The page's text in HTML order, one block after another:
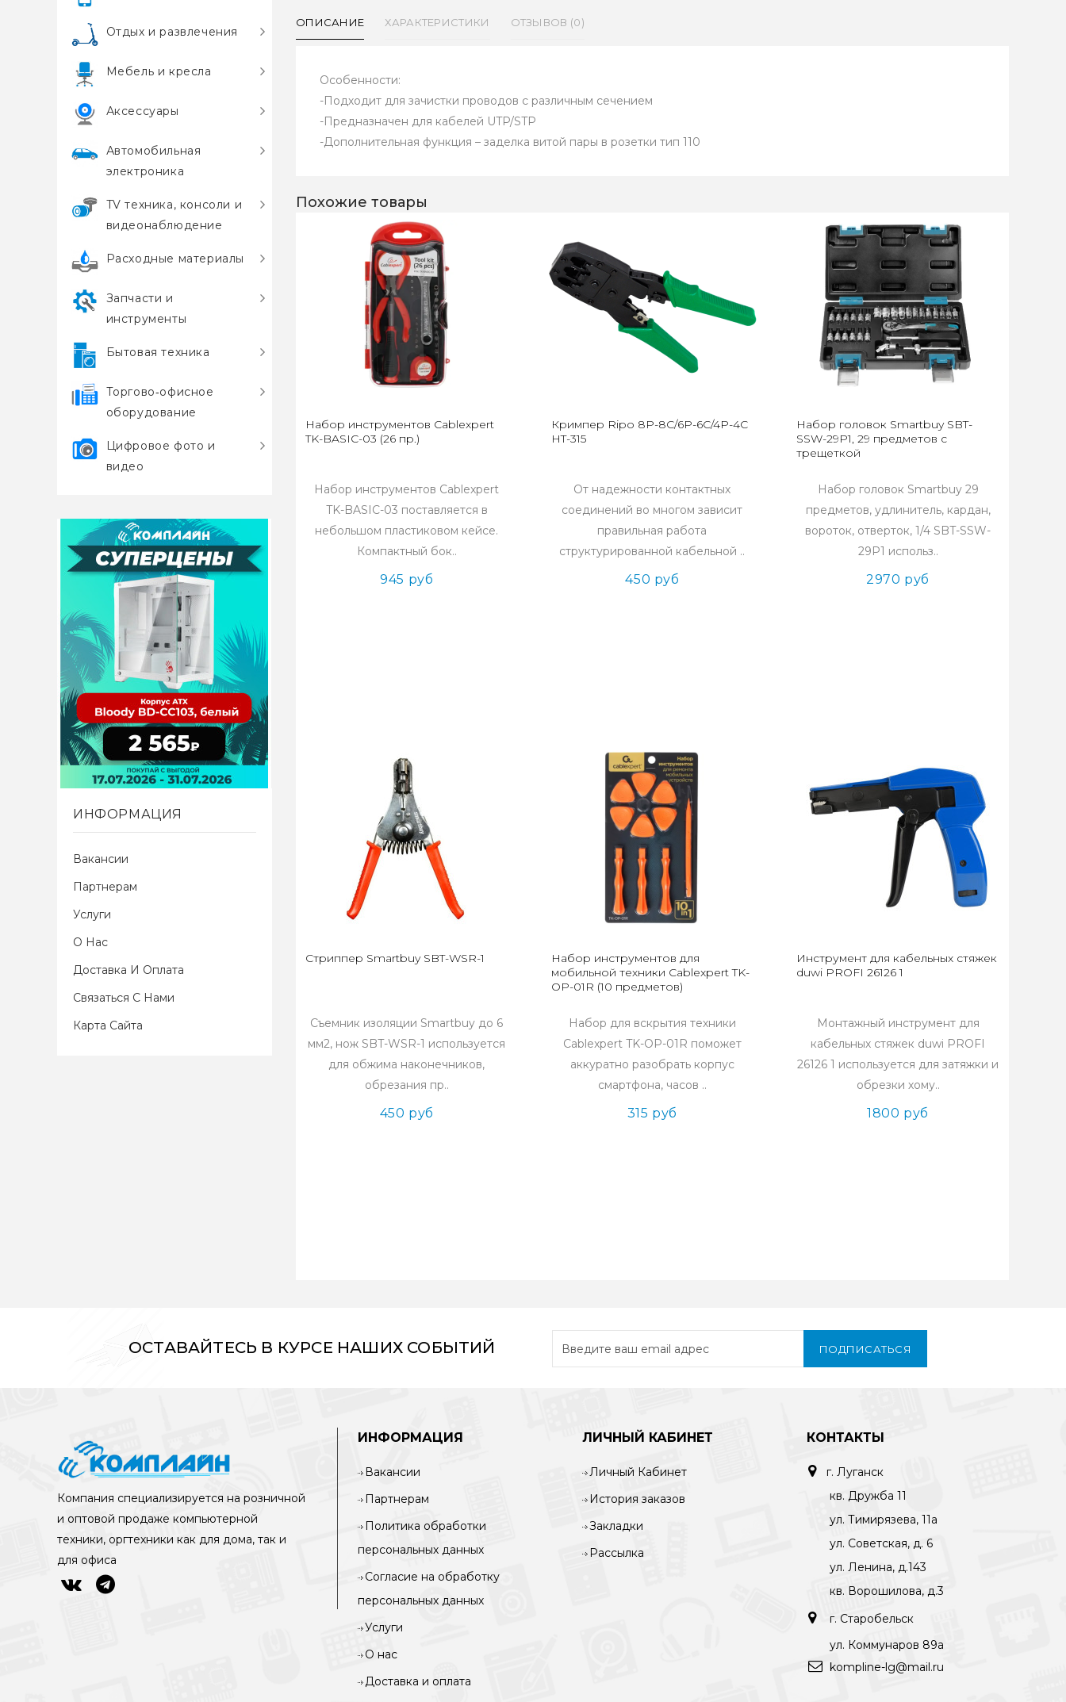
Отдых и развлечения
Мебель и кресла
Аксессуары
Автомобильная
электроника
TV техника, консоли и
видеонаблюдение
Расходные материалы
Запчасти и
инструменты
Бытовая техника
Торгово‑офисное
оборудование
Цифровое фото и
видео
ИНФОРМАЦИЯ
Вакансии
Партнерам
Услуги
О Нас
Доставка И Оплата
Связаться С Нами
Карта Сайта
ОПИСАНИЕ ХАРАКТЕРИСТИКИ ОТЗЫВОВ (0)
Особенности:
-Подходит для зачистки проводов с различным сечением
-Предназначен для кабелей UTP/STP
-Дополнительная функция – заделка витой пары в розетки тип 110
Похожие товары
Набор инструментов Cablexpert
TK-BASIC-03 (26 пр.)
Набор инструментов Cablexpert
TK-BASIC-03 поставляется в
небольшом пластиковом кейсе.
Компактный бок..
945 руб
Кримпер Ripo 8Р-8С/6Р-6С/4Р-4С
HT-315
От надежности контактных
соединений во многом зависит
правильная работа
структурированной кабельной ..
450 руб
Набор головок Smartbuy SBT-
SSW-29P1, 29 предметов с
трещеткой
Набор головок Smartbuy 29
предметов, удлинитель, кардан,
вороток, отверток, 1/4 SBT-SSW-
29P1 использ..
2970 руб
Стриппер Smartbuy SBT-WSR-1
Съемник изоляции Smartbuy до 6
мм2, нож SBT-WSR-1 используется
для обжима наконечников,
обрезания пр..
450 руб
Набор инструментов для
мобильной техники Cablexpert TK-
OP-01R (10 предметов)
Набор для вскрытия техники
Cablexpert TK-OP-01R поможет
аккуратно разобрать корпус
смартфона, часов ..
315 руб
Инструмент для кабельных стяжек
duwi PROFI 26126 1
Монтажный инструмент для
кабельных стяжек duwi PROFI
26126 1 используется для затяжки и
обрезки хому..
1800 руб
ОСТАВАЙТЕСЬ В КУРСЕ НАШИХ СОБЫТИЙ ПОДПИСАТЬСЯ
Компания специализируется на розничной
и оптовой продаже компьютерной
техники, оргтехники как для дома, так и
для офиса
ИНФОРМАЦИЯ
Вакансии
Партнерам
Политика обработки
персональных данных
Согласие на обработку
персональных данных
Услуги
О нас
Доставка и оплата
ЛИЧНЫЙ КАБИНЕТ
Личный Кабинет
История заказов
Закладки
Рассылка
КОНТАКТЫ
г. Луганск
кв. Дружба 11
ул. Тимирязева, 11а
ул. Советская, д. 6
ул. Ленина, д.143
кв. Ворошилова, д.3
г. Старобельск
ул. Коммунаров 89а
kompline-lg@mail.ru